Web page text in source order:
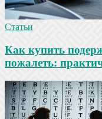
Статьи
Как купить
пожалеть: